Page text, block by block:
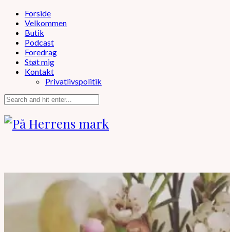
Forside
Velkommen
Butik
Podcast
Foredrag
Støt mig
Kontakt
Privatlivspolitik